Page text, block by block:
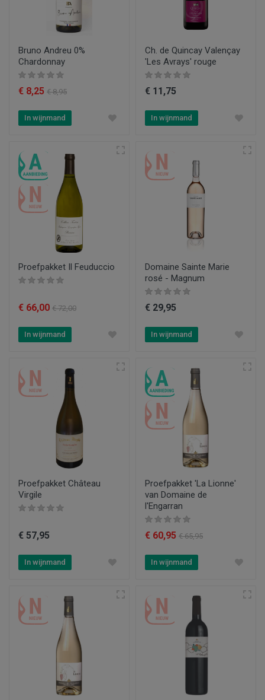
Bruno Andreu 0%
Chardonnay
€ 8,25 € 8,95
In wijnmand
Ch. de Quincay Valençay
'Les Avrays' rouge
€ 11,75
In wijnmand
Proefpakket Il Feuduccio
€ 66,00 € 72,00
In wijnmand
Domaine Sainte Marie
rosé - Magnum
€ 29,95
In wijnmand
Proefpakket Château
Virgile
€ 57,95
In wijnmand
Proefpakket 'La Lionne'
van Domaine de
l'Engarran
€ 60,95 € 65,95
In wijnmand